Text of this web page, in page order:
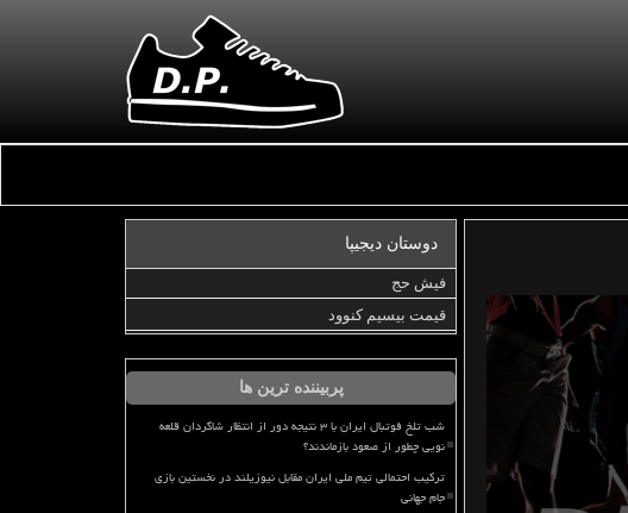
دوستان دیجیپا
فیش حج
قیمت بیسیم کنوود
پربیننده ترین ها
شب تلخ فوتبال ایران با ۳ نتیجه دور از انتظار شاگردان قلعه
نویی چطور از صعود بازماندند؟
ترکیب احتمالی تیم ملی ایران مقابل نیوزیلند در نخستین بازی
جام جهانی